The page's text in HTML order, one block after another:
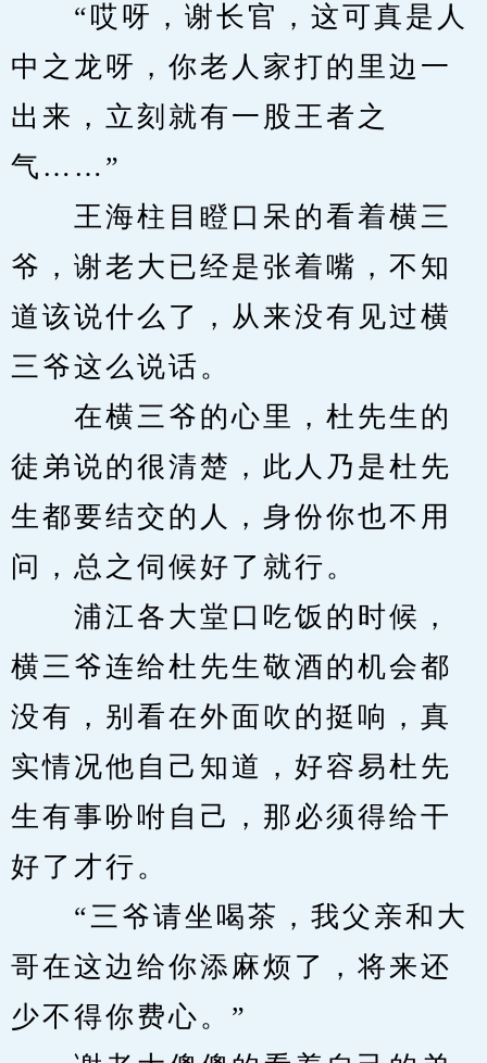
“哎呀，谢长官，这可真是人
中之龙呀，你老人家打的里边一
出来，立刻就有一股王者之
气……”
王海柱目瞪口呆的看着横三
爷，谢老大已经是张着嘴，不知
道该说什么了，从来没有见过横
三爷这么说话。
在横三爷的心里，杜先生的
徒弟说的很清楚，此人乃是杜先
生都要结交的人，身份你也不用
问，总之伺候好了就行。
浦江各大堂口吃饭的时候，
横三爷连给杜先生敬酒的机会都
没有，别看在外面吹的挺响，真
实情况他自己知道，好容易杜先
生有事吩咐自己，那必须得给干
好了才行。
“三爷请坐喝茶，我父亲和大
哥在这边给你添麻烦了，将来还
少不得你费心。”